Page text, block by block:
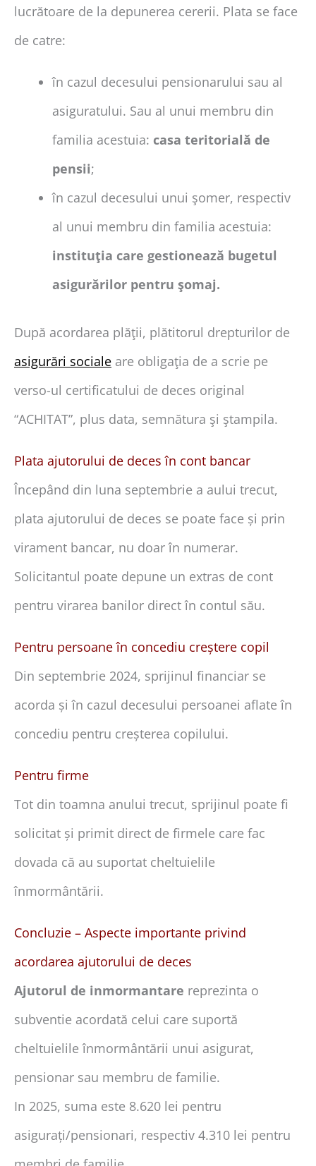
lucrătoare de la depunerea cererii. Plata se face
de catre:
în cazul decesului pensionarului sau al
asiguratului. Sau al unui membru din
familia acestuia: casa teritorială de
pensii;
în cazul decesului unui şomer, respectiv
al unui membru din familia acestuia:
instituţia care gestionează bugetul
asigurărilor pentru şomaj.
După acordarea plăţii, plătitorul drepturilor de
asigurări sociale are obligaţia de a scrie pe
verso-ul certificatului de deces original
“ACHITAT”, plus data, semnătura şi ştampila.
Plata ajutorului de deces în cont bancar
Începând din luna septembrie a aului trecut,
plata ajutorului de deces se poate face și prin
virament bancar, nu doar în numerar.
Solicitantul poate depune un extras de cont
pentru virarea banilor direct în contul său.
Pentru persoane în concediu creștere copil
Din septembrie 2024, sprijinul financiar se
acorda și în cazul decesului persoanei aflate în
concediu pentru creșterea copilului.
Pentru firme
Tot din toamna anului trecut, sprijinul poate fi
solicitat și primit direct de firmele care fac
dovada că au suportat cheltuielile
înmormântării.
Concluzie – Aspecte importante privind
acordarea ajutorului de deces
Ajutorul de inmormantare reprezinta o
subventie acordată celui care suportă
cheltuielile înmormântării unui asigurat,
pensionar sau membru de familie.
In 2025, suma este 8.620 lei pentru
asigurați/pensionari, respectiv 4.310 lei pentru